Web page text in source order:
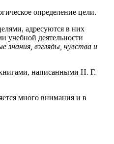
определение цели.
адресуются в них
учебной деятельности
знания, взгляды, чувства и
книгами, написанными Н. Г.
много внимания и в